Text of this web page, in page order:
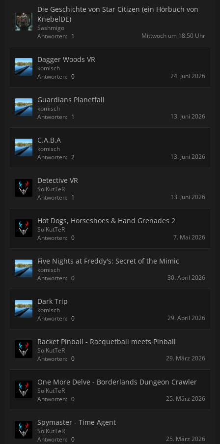
Die Geschichte von Star Citizen (ein Hörbuch von
KnebelDE)
Sashmigo
Antworten: 1 Mittwoch um 18:50 Uhr
Dagger Woods VR
komisch
Antworten: 0 24. Juni 2026
Guardians Planetfall
komisch
Antworten: 1 13. Juni 2026
C.A.B.A
komisch
Antworten: 2 13. Juni 2026
Detective VR
SolKutTeR
Antworten: 1 13. Juni 2026
Hot Dogs, Horseshoes & Hand Grenades 2
SolKutTeR
Antworten: 0 7. Mai 2026
Five Nights at Freddy's: Secret of the Mimic
komisch
Antworten: 0 30. April 2026
Dark Trip
komisch
Antworten: 0 29. April 2026
Racket Pinball - Racquetball meets Pinball
SolKutTeR
Antworten: 0 29. März 2026
One More Delve - Borderlands Dungeon Crawler
SolKutTeR
Antworten: 0 25. März 2026
Spymaster - Time Agent
SolKutTeR
Antworten: 0 25. März 2026